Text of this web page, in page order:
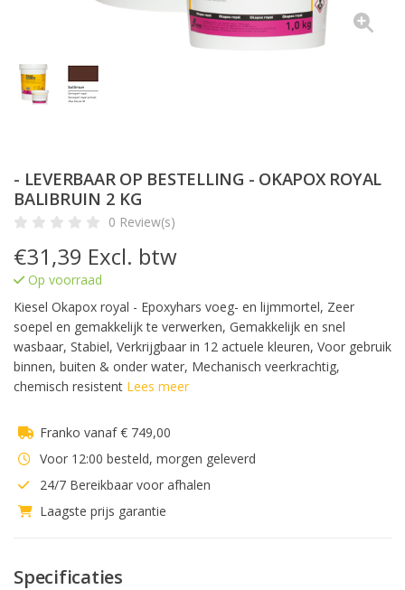
- LEVERBAAR OP BESTELLING - OKAPOX ROYAL
BALIBRUIN 2 KG
0 Review(s)
€31,39 Excl. btw
Op voorraad
Kiesel Okapox royal - Epoxyhars voeg- en lijmmortel, Zeer
soepel en gemakkelijk te verwerken, Gemakkelijk en snel
wasbaar, Stabiel, Verkrijgbaar in 12 actuele kleuren, Voor gebruik
binnen, buiten & onder water, Mechanisch veerkrachtig,
chemisch resistent Lees meer
Franko vanaf € 749,00
Voor 12:00 besteld, morgen geleverd
24/7 Bereikbaar voor afhalen
Laagste prijs garantie
Specificaties